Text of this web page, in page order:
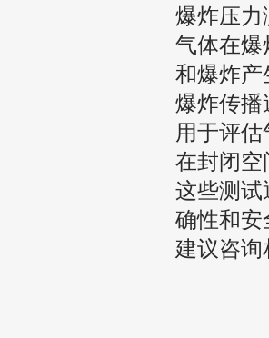
爆炸压力
气体在爆
和爆炸产
爆炸传播
用于评
在封闭空
这些测试
确性和安
建议咨